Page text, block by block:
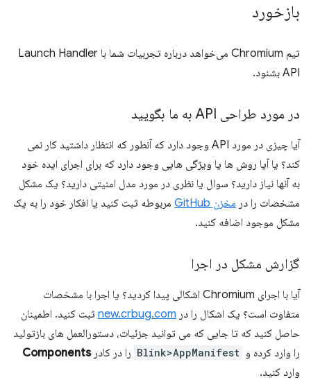
بازخورد
تیم Chromium می‌خواهد درباره تجربیات شما با Launch Handler
API بشنود.
در مورد طراحی API به ما بگویید
آیا چیزی در مورد API وجود دارد که آنطور که انتظار داشتید کار نمی
کند؟ یا آیا روش ها یا ویژگی هایی وجود دارد که برای اجرای ایده خود
به آنها نیاز دارید؟ سوال یا نظری در مورد مدل امنیتی دارید؟ یک مشکل
مشخصات را در مخزن GitHub
مربوطه ثبت کنید یا افکار خود را به یک
مشکل موجود اضافه کنید.
گزارش مشکل در اجرا
آیا با اجرای Chromium اشکالی پیدا کردید؟ یا اجرا با مشخصات
متفاوت است؟ یک اشکال را در new.crbug.com ثبت کنید. اطمینان
حاصل کنید که تا جایی که می توانید جزئیات، دستورالعمل های بازتولید
را وارد کرده و Blink>AppManifest را در کادرComponents
وارد کنید.